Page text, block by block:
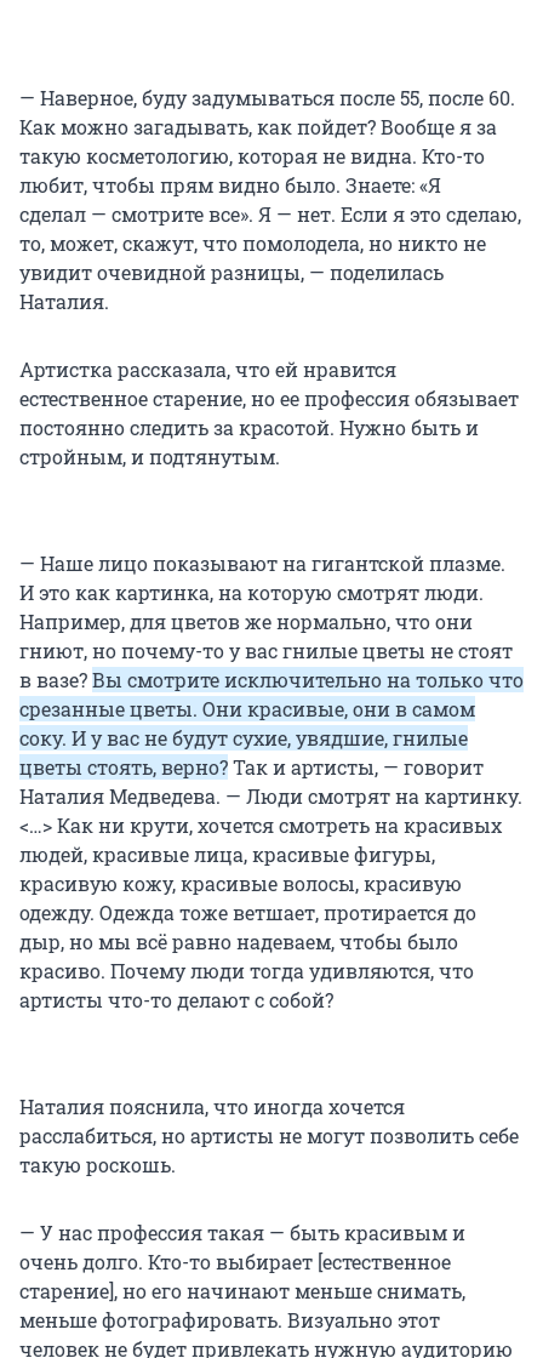
— Наверное, буду задумываться после 55, после 60.
Как можно загадывать, как пойдет? Вообще я за
такую косметологию, которая не видна. Кто-то
любит, чтобы прям видно было. Знаете: «Я
сделал — смотрите все». Я — нет. Если я это сделаю,
то, может, скажут, что помолодела, но никто не
увидит очевидной разницы, — поделилась
Наталия.
Артистка рассказала, что ей нравится
естественное старение, но ее профессия обязывает
постоянно следить за красотой. Нужно быть и
стройным, и подтянутым.
— Наше лицо показывают на гигантской плазме.
И это как картинка, на которую смотрят люди.
Например, для цветов же нормально, что они
гниют, но почему-то у вас гнилые цветы не стоят
в вазе?Вы смотрите исключительно на только что
срезанные цветы. Они красивые, они в самом
соку. И у вас не будут сухие, увядшие, гнилые
цветы стоять, верно?Так и артисты, — говорит
Наталия Медведева. — Люди смотрят на картинку.
<…> Как ни крути, хочется смотреть на красивых
людей, красивые лица, красивые фигуры,
красивую кожу, красивые волосы, красивую
одежду. Одежда тоже ветшает, протирается до
дыр, но мы всё равно надеваем, чтобы было
красиво. Почему люди тогда удивляются, что
артисты что-то делают с собой?
Наталия пояснила, что иногда хочется
расслабиться, но артисты не могут позволить себе
такую роскошь.
— У нас профессия такая — быть красивым и
очень долго. Кто-то выбирает [естественное
старение], но его начинают меньше снимать,
меньше фотографировать. Визуально этот
человек не будет привлекать нужную аудиторию